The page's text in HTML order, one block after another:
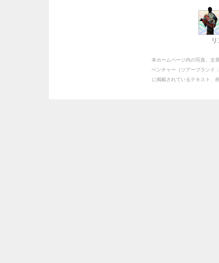
本ホームページ内の写真、文
ベンチャー（ツアーブランド
に掲載されているテキスト、